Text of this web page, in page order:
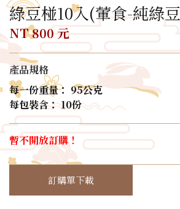
綠豆椪10入(葷食-純綠
NT 800 元
產品規格
每一份重量： 95公克
每包裝含： 10份
暫不開放訂購！
訂購單下載